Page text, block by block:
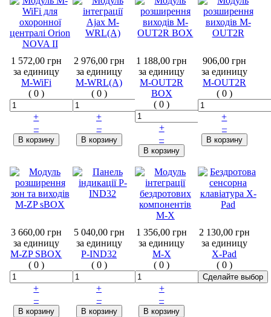
1 572,00 грн
за единицу
M-WiFi
(0 )
+
–
2 976,00 грн
за единицу
M-WRL(A)
(0 )
+
–
1 188,00 грн
за единицу
M-OUT2R
BOX
( 0)
+
–
906,00 грн
за единицу
M-OUT2R
(0 )
+
–
3 660,00 грн
за единицу
M-ZP SBOX
(0 )
+
–
5 040,00 грн
за единицу
P-IND32
(0 )
+
–
1 356,00 грн
за единицу
M-X
( 0)
+
–
2 130,00 грн
за единицу
X-Pad
(0 )